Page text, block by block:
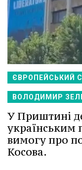
ЄВРОПЕЙСЬКИЙ
ВОЛОДИМИР
У Приштині
українським
вимогу про
Косова.